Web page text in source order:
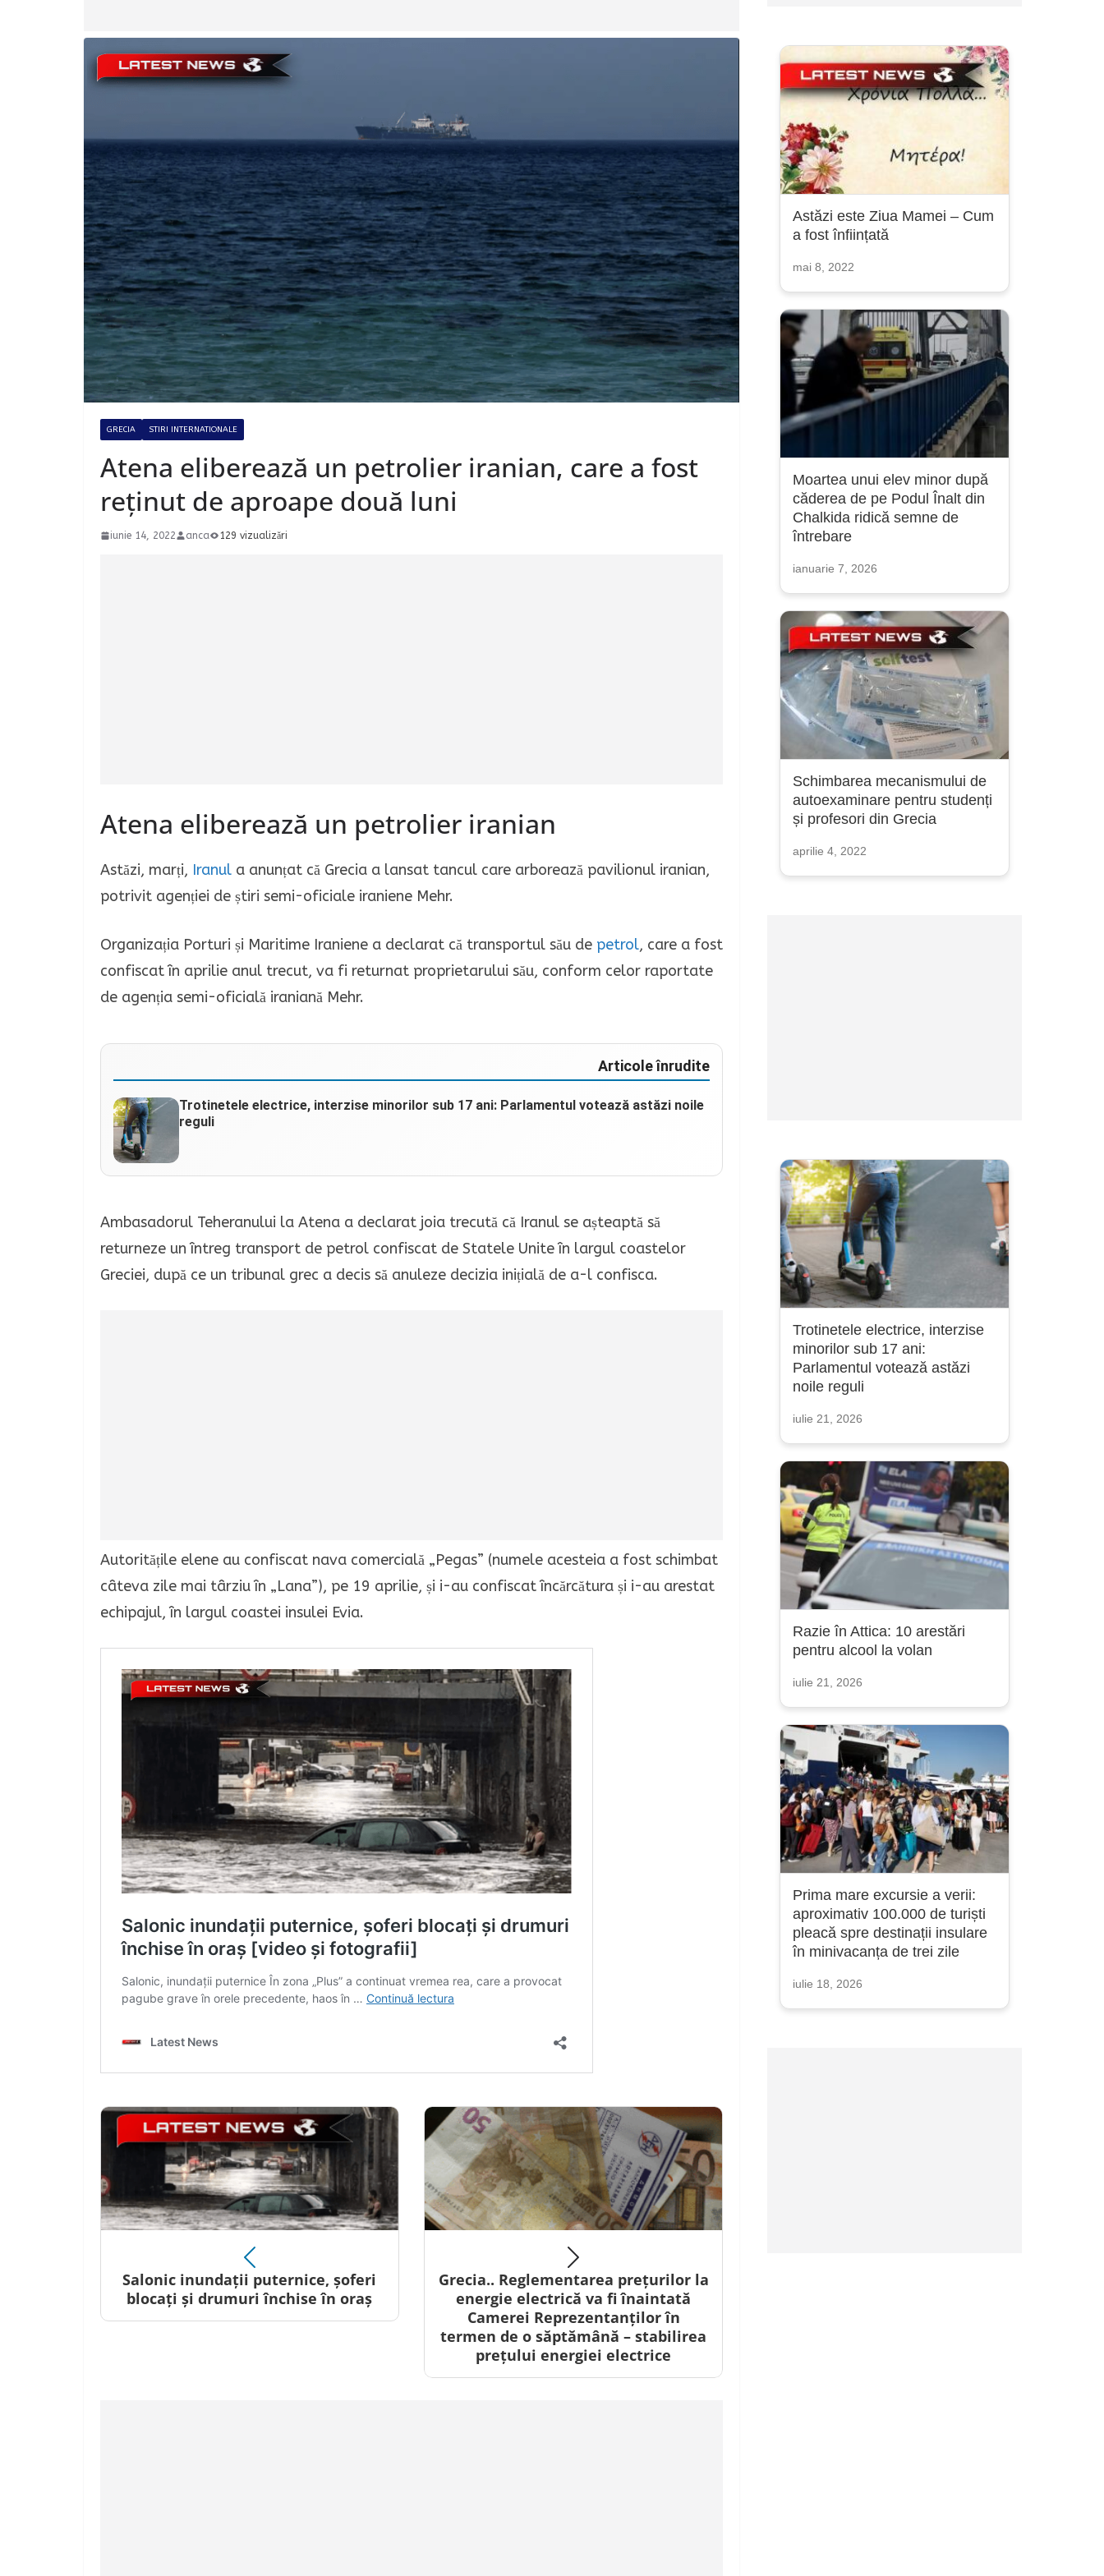
GRECIA STIRI INTERNATIONALE
Atena eliberează un petrolier iranian, care a fost
reținut de aproape două luni
iunie 14, 2022 anca 129 vizualizări
Atena eliberează un petrolier iranian
Astăzi, marți, Iranul a anunțat că Grecia a lansat tancul care arborează pavilionul iranian,
potrivit agenției de știri semi-oficiale iraniene Mehr.
Organizația Porturi și Maritime Iraniene a declarat că transportul său de petrol, care a fost
confiscat în aprilie anul trecut, va fi returnat proprietarului său, conform celor raportate
de agenția semi-oficială iraniană Mehr.
Articole înrudite
Trotinetele electrice, interzise minorilor sub 17 ani: Parlamentul votează astăzi noile
reguli
Ambasadorul Teheranului la Atena a declarat joia trecută că Iranul se așteaptă să
returneze un întreg transport de petrol confiscat de Statele Unite în largul coastelor
Greciei, după ce un tribunal grec a decis să anuleze decizia inițială de a-l confisca.
Autoritățile elene au confiscat nava comercială „Pegas” (numele acesteia a fost schimbat
câteva zile mai târziu în „Lana”), pe 19 aprilie, și i-au confiscat încărcătura și i-au arestat
echipajul, în largul coastei insulei Evia.
Salonic inundații puternice, șoferi
blocați și drumuri închise în oraș
Grecia.. Reglementarea prețurilor la
energie electrică va fi înaintată
Camerei Reprezentanților în
termen de o săptămână – stabilirea
prețului energiei electrice
Astăzi este Ziua Mamei – Cum
a fost înființată
mai 8, 2022
Moartea unui elev minor după
căderea de pe Podul Înalt din
Chalkida ridică semne de
întrebare
ianuarie 7, 2026
Schimbarea mecanismului de
autoexaminare pentru studenți
și profesori din Grecia
aprilie 4, 2022
Trotinetele electrice, interzise
minorilor sub 17 ani:
Parlamentul votează astăzi
noile reguli
iulie 21, 2026
Razie în Attica: 10 arestări
pentru alcool la volan
iulie 21, 2026
Prima mare excursie a verii:
aproximativ 100.000 de turiști
pleacă spre destinații insulare
în minivacanța de trei zile
iulie 18, 2026